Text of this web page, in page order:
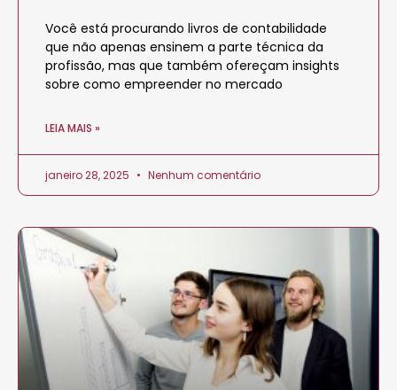
Você está procurando livros de contabilidade
que não apenas ensinem a parte técnica da
profissão, mas que também ofereçam insights
sobre como empreender no mercado
LEIA MAIS »
janeiro 28, 2025 Nenhum comentário